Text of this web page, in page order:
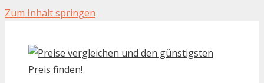
Zum Inhalt springen